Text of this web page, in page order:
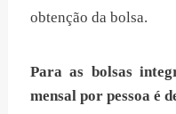
obtenção da bolsa.
Para as bolsas
mensal por pessoa é